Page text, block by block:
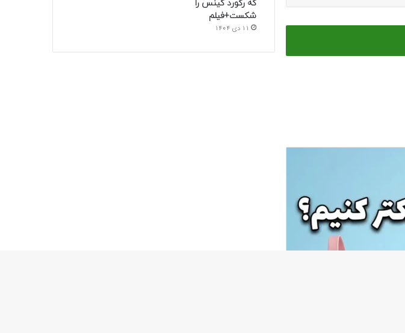
که رکورد گینس را
شکست+فیلم
11 دی 1404